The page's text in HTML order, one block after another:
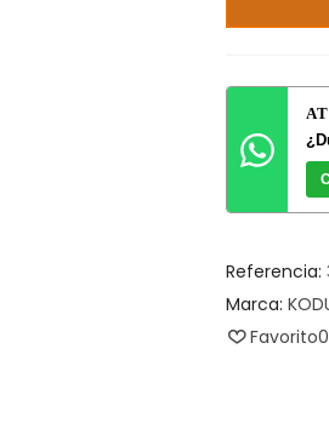
Referencia:
Marca:
Favorito0